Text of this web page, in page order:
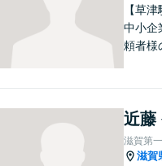
【草
中小企
頼者様
て、ス
レスな
近藤
滋賀第
滋賀